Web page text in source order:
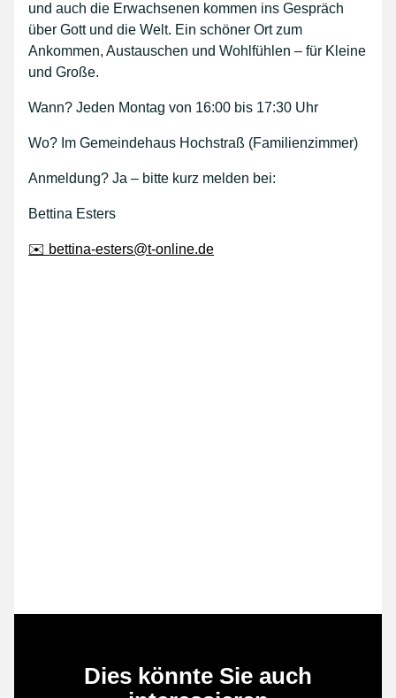
und auch die Erwachsenen kommen ins Gespräch
über Gott und die Welt. Ein schöner Ort zum
Ankommen, Austauschen und Wohlfühlen – für Kleine
und Große.
Wann? Jeden Montag von 16:00 bis 17:30 Uhr
Wo? Im Gemeindehaus Hochstraß (Familienzimmer)
Anmeldung? Ja – bitte kurz melden bei:
Bettina Esters
✉️ bettina-esters@t-online.de
Dies könnte Sie auch